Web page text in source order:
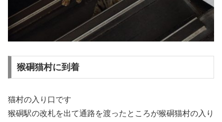
猴硐猫村に到着
猫村の入り口です
猴硐駅の改札を出て通路を渡ったところが猴硐猫村の入り